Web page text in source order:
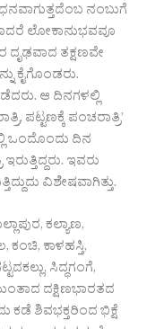
ನಂಬುಗೆ
ಲೋಕಾನುಭವವೂ
ತಕ್ಷಣವೇ
ಕೈಗೊಂಡರು.
ಆ ದಿನಗಳಲ್ಲಿ
ಪಟ್ಟಣಕ್ಕೆ ಪಂಚರಾತ್ರಿ’
ಒಂದೊಂದು ದಿನ
ಇವರು
ವಿಶೇಷವಾಗಿತ್ತು.
ಕಲ್ಯಾಣ,
ಕಂಚಿ, ಕಾಳಹಸ್ತಿ,
ಸಿದ್ಧಗಂಗೆ,
ದಕ್ಷಿಣಭಾರತದ
ಕಡೆ ಶಿವಭಕ್ತರಿಂದ ಭಿಕ್ಷೆ